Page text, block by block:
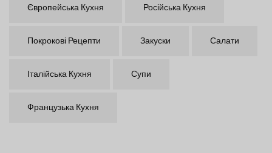
Європейська Кухня Російська Кухня
Покрокові Рецепти Закуски Салати
Італійська Кухня Супи
Французька Кухня